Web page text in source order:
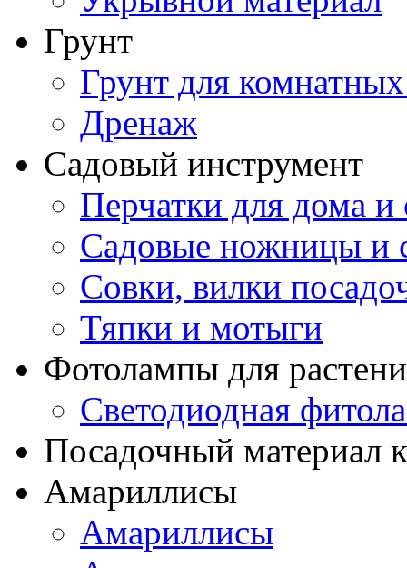
Грунт
Грунт для
Дренаж
Садовый инструмент
Перчатки для дома и
Садовые ножницы и
Совки, вилки
Тяпки и мотыги
Фотолампы для
Светодиодная
Посадочный материал
Амариллисы
Амариллисы